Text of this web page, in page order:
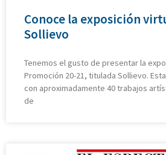
Conoce la exposición
Sollievo
Tenemos el gusto de presentar la
Promoción 20-21, titulada Sollievo.
con aproximadamente 40 trabajos
de